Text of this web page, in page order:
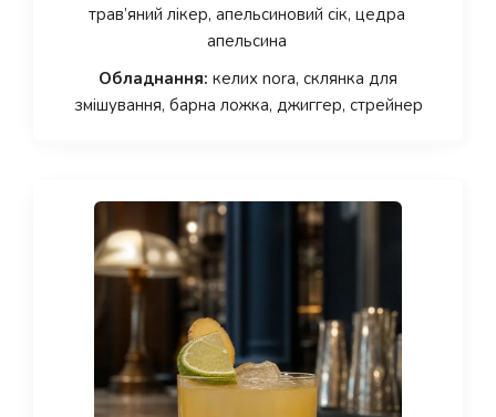
трав’яний лікер, апельсиновий сік, цедра
апельсина
Обладнання: келих nora, склянка для
змішування, барна ложка, джиггер, стрейнер